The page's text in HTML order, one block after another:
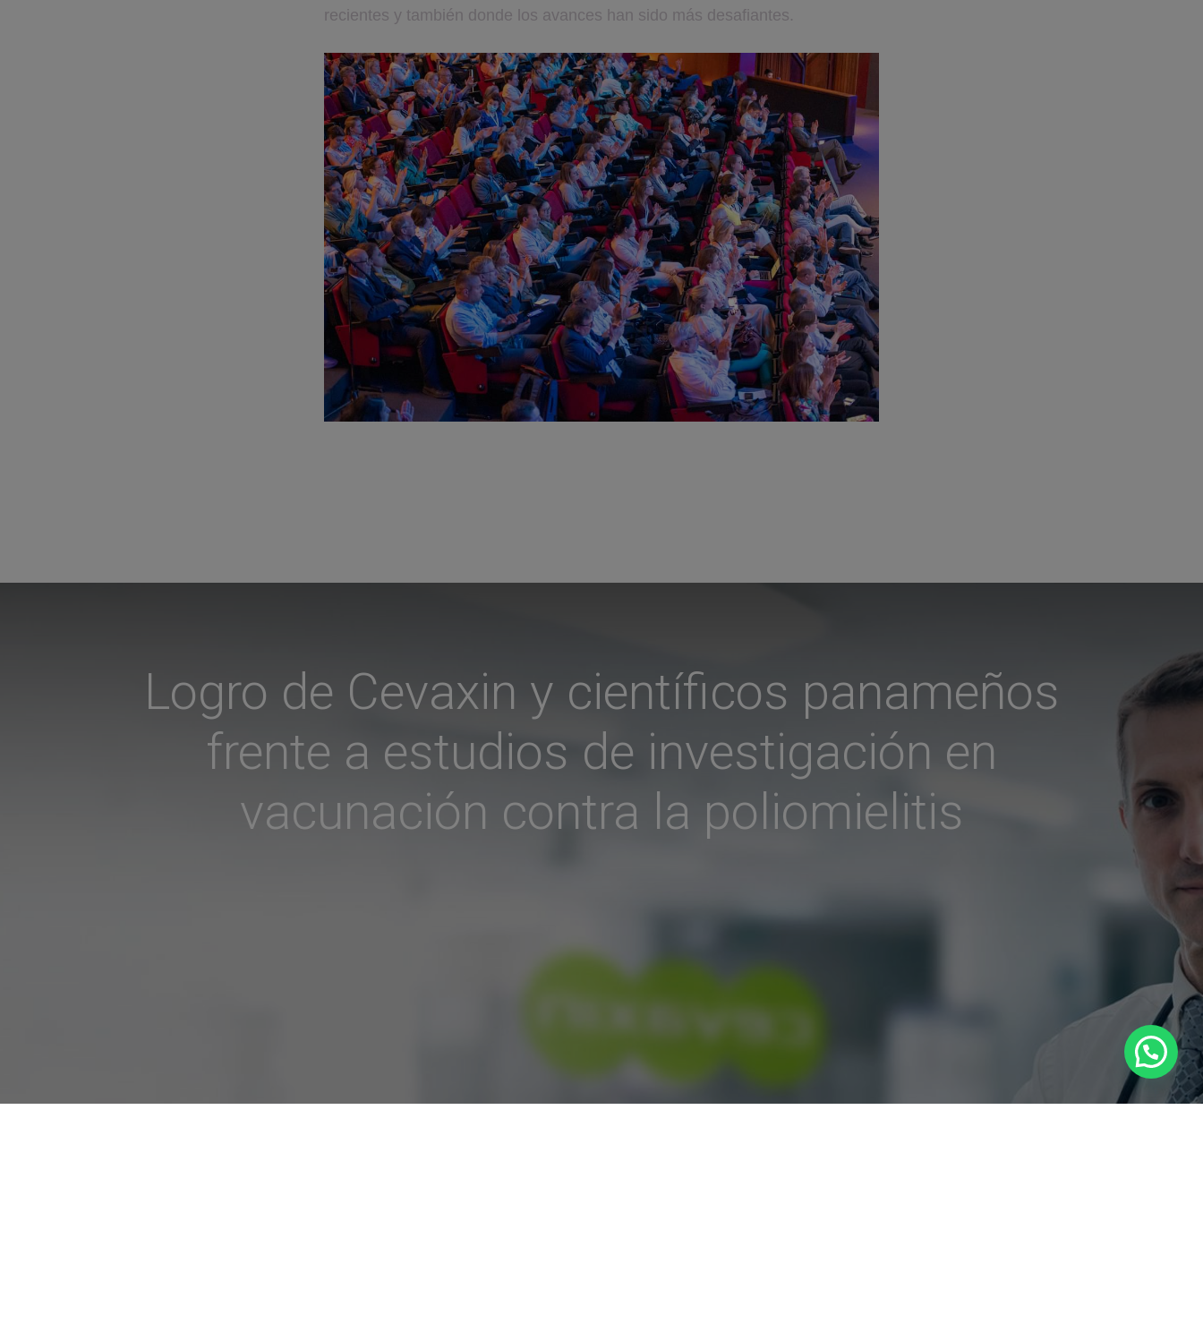
recientes y también donde los avances han sido más desafiantes.
Logro de Cevaxin y científicos panameños
frente a estudios de investigación en
vacunación contra la poliomielitis